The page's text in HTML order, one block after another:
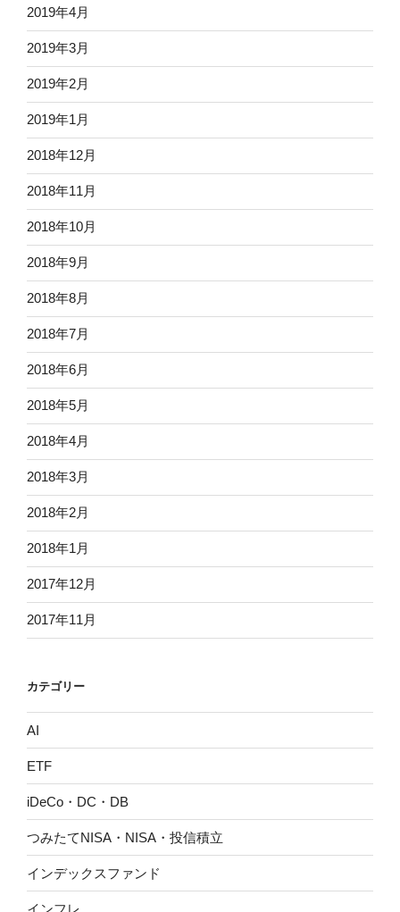
2019年4月
2019年3月
2019年2月
2019年1月
2018年12月
2018年11月
2018年10月
2018年9月
2018年8月
2018年7月
2018年6月
2018年5月
2018年4月
2018年3月
2018年2月
2018年1月
2017年12月
2017年11月
カテゴリー
AI
ETF
iDeCo・DC・DB
つみたてNISA・NISA・投信積立
インデックスファンド
インフレ